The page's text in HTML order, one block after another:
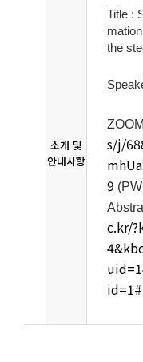
소개 및
안내사항
Title :
the
s/j/
9
c.kr/